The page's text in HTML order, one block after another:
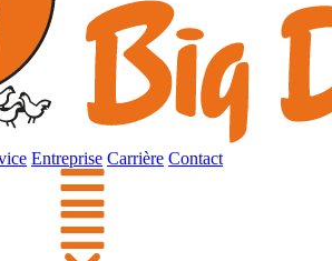
Entreprise Carrière Contact